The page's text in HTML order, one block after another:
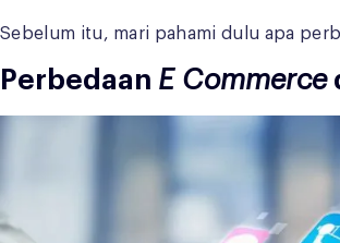
Sebelum itu, mari pahami dulu apa
Perbedaan E Commerce